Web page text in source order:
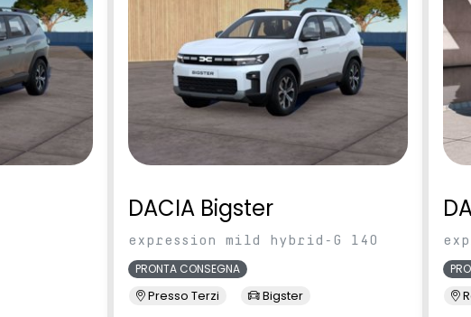
DACIA Bigster
expression mild hybrid-G 140
PRONTA CONSEGNA
Presso Terzi Bigster